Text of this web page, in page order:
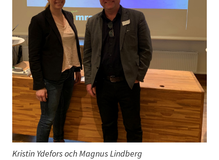
Kristin Ydefors och Magnus Lindberg